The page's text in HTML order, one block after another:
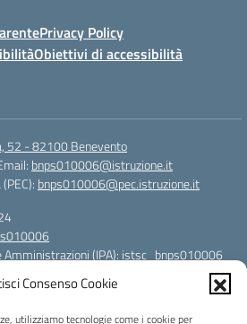
Consenso Cookie
utilizziamo tecnologie come i cookie per
Privacy Policy
Obiettivi di accessibilità
52 - 82100 Benevento
bnps010006@istruzione.it
bnps010006@pec.istruzione.it
Amministrazioni (IPA): istsc_bnps010006